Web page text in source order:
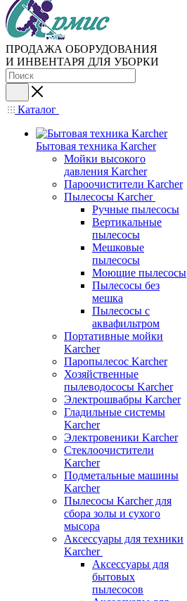
ПРОДАЖА ОБОРУДОВАНИЯ
И ИНВЕНТАРЯ ДЛЯ УБОРКИ
Каталог
Бытовая техника Karcher
Мойки высокого
давления Karcher
Пароочистители Karcher
Пылесосы Karcher
Ручные пылесосы
Вертикальные
пылесосы
Мешковые
пылесосы
Моющие пылесосы
Пылесосы без
мешка
Пылесосы с
аквафильтром
Портативные мойки
Karcher
Паропылесос Karcher
Хозяйственные
пылеводососы Karcher
Электрошвабры Karcher
Гладильные системы
Karcher
Электровеники Karcher
Стеклоочистители
Karcher
Подметальные машины
Karcher
Пылесосы Karcher для
сбора золы и сухого
мысора
Аксессуары для техники
Karcher
Аксессуары для
бытовых
пылесосов